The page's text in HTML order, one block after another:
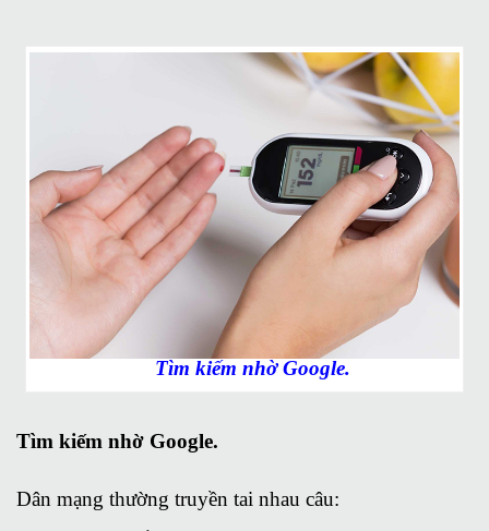
Tìm kiếm nhờ Google.
Tìm kiếm nhờ Google.
Dân mạng thường truyền tai nhau câu: